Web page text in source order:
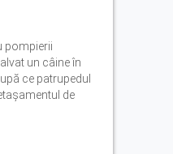
pompierii
un câine în
ce patrupedul
de